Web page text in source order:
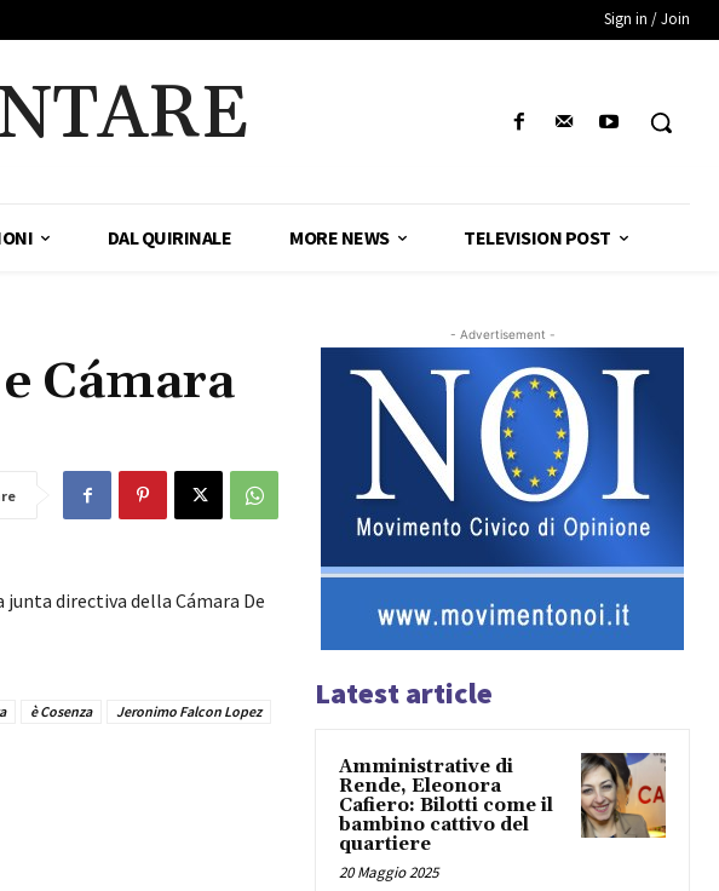
Sign in / Join
DAL QUIRINALE MORE NEWS TELEVISION POST
Cámara
directiva della Cámara De
è Cosenza
Jeronimo Falcon Lopez
- Advertisement -
Latest article
Amministrative di
Rende, Eleonora
Cafiero: Bilotti come il
bambino cattivo del
quartiere
20 Maggio 2025